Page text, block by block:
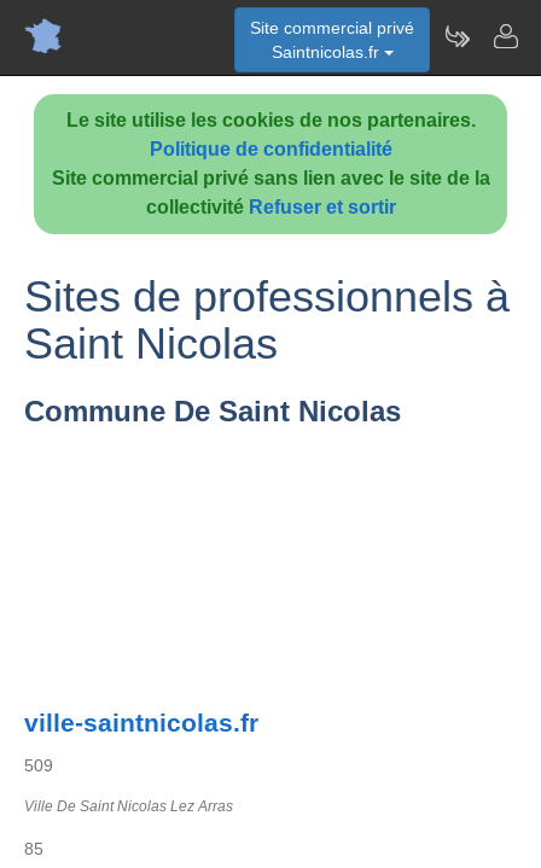
Le site utilise les cookies de nos partenaires.
Politique de confidentialité
Site commercial privé sans lien avec le site de la
collectivité Refuser et sortir
Site commercial privé
Saintnicolas.fr
Sites de professionnels à
Saint Nicolas
Commune De Saint Nicolas
ville-saintnicolas.fr
509
Ville De Saint Nicolas Lez Arras
85